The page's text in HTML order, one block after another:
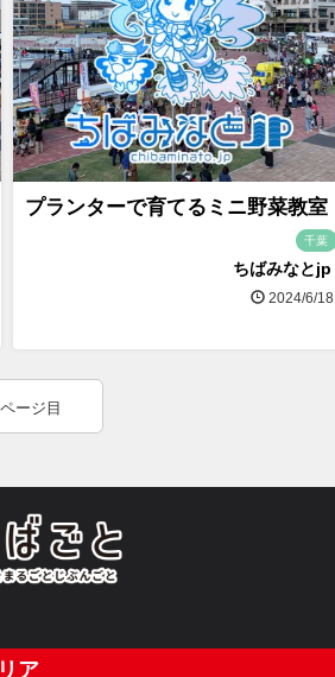
プランターで育てるミニ野菜教室
千葉
ちばみなとjp
2024/6/18
ージ目
ア